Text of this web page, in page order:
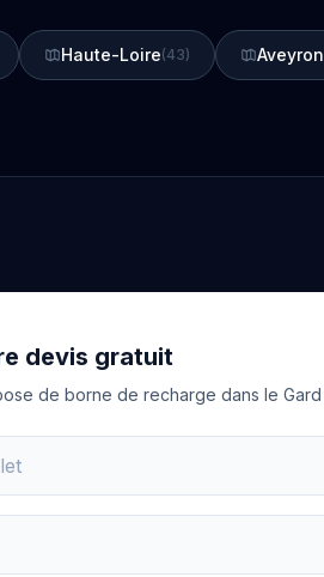
Haute-Loire(43) Aveyron
devis gratuit
de borne de recharge dans le Gard